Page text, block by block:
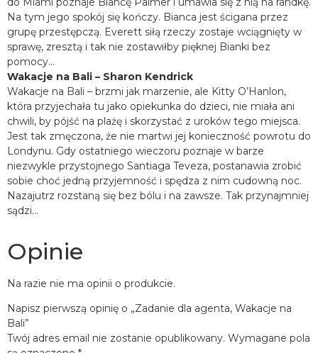
Na tym jego spokój się kończy. Bianca jest ścigana przez
grupę przestępczą. Everett siłą rzeczy zostaje wciągnięty w
sprawę, zresztą i tak nie zostawiłby pięknej Bianki bez
pomocy…
Wakacje na Bali – Sharon Kendrick
Wakacje na Bali – brzmi jak marzenie, ale Kitty O’Hanlon,
która przyjechała tu jako opiekunka do dzieci, nie miała ani
chwili, by pójść na plażę i skorzystać z uroków tego miejsca.
Jest tak zmęczona, że nie martwi jej konieczność powrotu do
Londynu. Gdy ostatniego wieczoru poznaje w barze
niezwykle przystojnego Santiaga Teveza, postanawia zrobić
sobie choć jedną przyjemność i spędza z nim cudowną noc.
Nazajutrz rozstaną się bez bólu i na zawsze. Tak przynajmniej
sądzi…
Opinie
Na razie nie ma opinii o produkcie.
Napisz pierwszą opinię o „Zadanie dla agenta, Wakacje na
Bali”
Twój adres email nie zostanie opublikowany. Wymagane pola